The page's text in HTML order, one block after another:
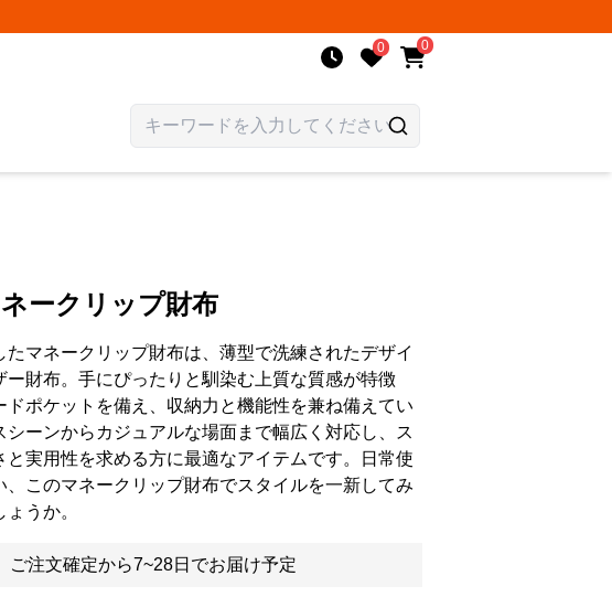
0 0
ークリップ財布
たマネークリップ財布は、薄型で洗練されたデザイ
ー財布。手にぴったりと馴染む上質な質感が特徴
ドポケットを備え、収納力と機能性を兼ね備えてい
シーンからカジュアルな場面まで幅広く対応し、ス
と実用性を求める方に最適なアイテムです。日常使
、このマネークリップ財布でスタイルを一新してみ
うか。
ご注文確定から7~28日でお届け予定